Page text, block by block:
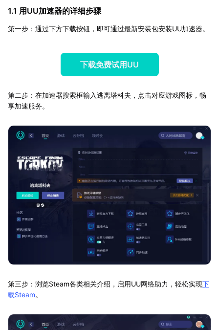
1.1 用UU加速器的详细步骤
第一步：通过下方下载按钮，即可通过最新安装包安装UU加速器。
下载免费试用UU
第二步：在加速器搜索框输入逃离塔科夫，点击对应游戏图标，畅
享加速服务。
第三步：浏览Steam各类相关介绍，启用UU网络助力，轻松实现下
载Steam。